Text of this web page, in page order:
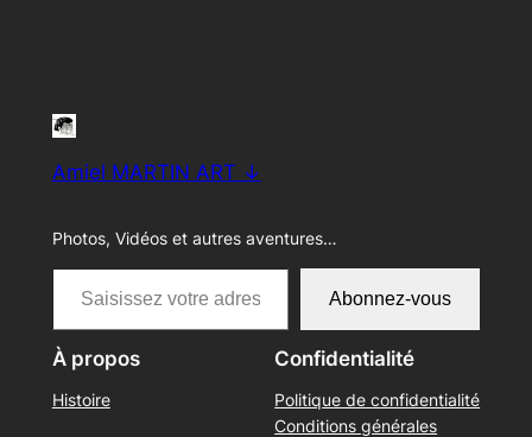
Amiel MARTIN ART ↓
Photos, Vidéos et autres aventures…
Saisissez votre adresse e-mail…
Abonnez-vous
À propos
Histoire
Confidentialité
Politique de confidentialité
Conditions générales